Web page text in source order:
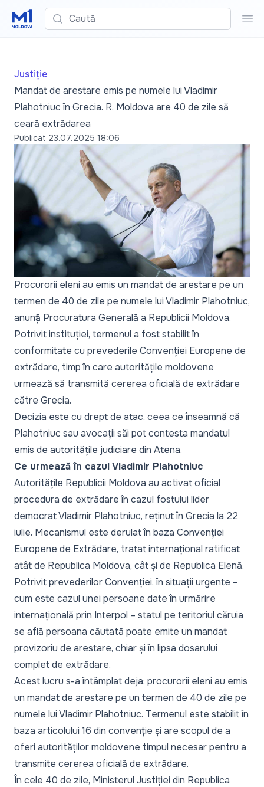
Caută
Justiție
Mandat de arestare emis pe numele lui Vladimir
Plahotniuc în Grecia. R. Moldova are 40 de zile să
ceară extrădarea
Publicat 23.07.2025 18:06
Procurorii eleni au emis un mandat de arestare pe un
termen de 40 de zile pe numele lui Vladimir Plahotniuc,
anunță Procuratura Generală a Republicii Moldova.
Potrivit instituției, termenul a fost stabilit în
conformitate cu prevederile Convenției Europene de
extrădare, timp în care autoritățile moldovene
urmează să transmită cererea oficială de extrădare
către Grecia.
Decizia este cu drept de atac, ceea ce înseamnă că
Plahotniuc sau avocații săi pot contesta mandatul
emis de autoritățile judiciare din Atena.
Ce urmează în cazul Vladimir Plahotniuc
Autoritățile Republicii Moldova au activat oficial
procedura de extrădare în cazul fostului lider
democrat Vladimir Plahotniuc, reținut în Grecia la 22
iulie. Mecanismul este derulat în baza Convenției
Europene de Extrădare, tratat internațional ratificat
atât de Republica Moldova, cât și de Republica Elenă.
Potrivit prevederilor Convenției, în situații urgente –
cum este cazul unei persoane date în urmărire
internațională prin Interpol – statul pe teritoriul căruia
se află persoana căutată poate emite un mandat
provizoriu de arestare, chiar și în lipsa dosarului
complet de extrădare.
Acest lucru s-a întâmplat deja: procurorii eleni au emis
un mandat de arestare pe un termen de 40 de zile pe
numele lui Vladimir Plahotniuc. Termenul este stabilit în
baza articolului 16 din convenție și are scopul de a
oferi autorităților moldovene timpul necesar pentru a
transmite cererea oficială de extrădare.
În cele 40 de zile, Ministerul Justiției din Republica